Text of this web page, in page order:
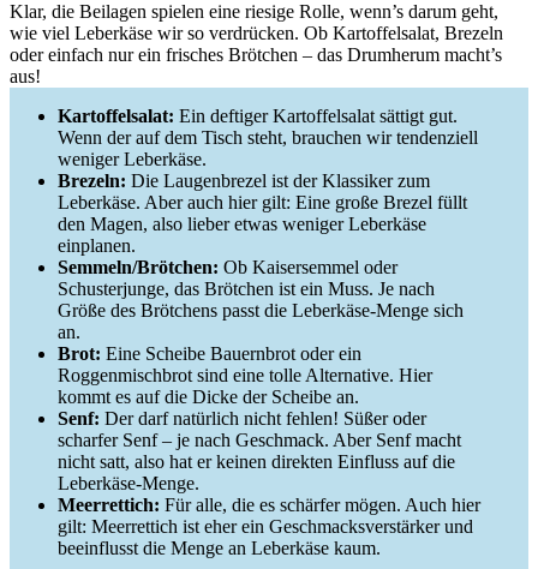
Klar, die Beilagen spielen eine riesige Rolle, wenn’s darum geht,
wie viel Leberkäse wir so verdrücken. Ob Kartoffelsalat, Brezeln
oder einfach nur ein frisches Brötchen – das Drumherum macht’s
aus!
Kartoffelsalat: Ein deftiger Kartoffelsalat sättigt gut.
Wenn der auf dem Tisch steht, brauchen wir tendenziell
weniger Leberkäse.
Brezeln: Die Laugenbrezel ist der Klassiker zum
Leberkäse. Aber auch hier gilt: Eine große Brezel füllt
den Magen, also lieber etwas weniger Leberkäse
einplanen.
Semmeln/Brötchen: Ob Kaisersemmel oder
Schusterjunge, das Brötchen ist ein Muss. Je nach
Größe des Brötchens passt die Leberkäse-Menge sich
an.
Brot: Eine Scheibe Bauernbrot oder ein
Roggenmischbrot sind eine tolle Alternative. Hier
kommt es auf die Dicke der Scheibe an.
Senf: Der darf natürlich nicht fehlen! Süßer oder
scharfer Senf – je nach Geschmack. Aber Senf macht
nicht satt, also hat er keinen direkten Einfluss auf die
Leberkäse-Menge.
Meerrettich: Für alle, die es schärfer mögen. Auch hier
gilt: Meerrettich ist eher ein Geschmacksverstärker und
beeinflusst die Menge an Leberkäse kaum.